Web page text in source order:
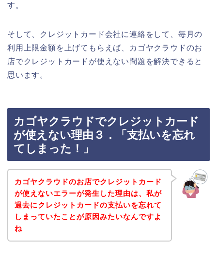
す。
そして、クレジットカード会社に連絡をして、毎月の
利用上限金額を上げてもらえば、カゴヤクラウドのお
店でクレジットカードが使えない問題を解決できると
思います。
カゴヤクラウドでクレジットカード
が使えない理由３．「支払いを忘れ
てしまった！」
カゴヤクラウドのお店でクレジットカード
が使えないエラーが発生した理由は、私が
過去にクレジットカードの支払いを忘れて
しまっていたことが原因みたいなんですよ
ね